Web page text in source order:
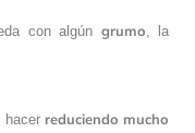
con algún grumo , la
hacer reduciendo mucho